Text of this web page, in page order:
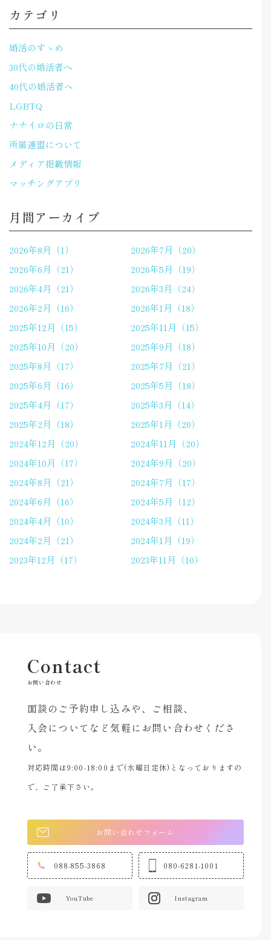
カテゴリ
婚活のすゝめ
30代の婚活者へ
40代の婚活者へ
LGBTQ
ナナイロの日常
所属連盟について
メディア掲載情報
マッチングアプリ
月間アーカイブ
2026年8月（1）
2026年7月（20）
2026年6月（21）
2026年5月（19）
2026年4月（21）
2026年3月（24）
2026年2月（16）
2026年1月（18）
2025年12月（15）
2025年11月（15）
2025年10月（20）
2025年9月（18）
2025年8月（17）
2025年7月（21）
2025年6月（16）
2025年5月（18）
2025年4月（17）
2025年3月（14）
2025年2月（18）
2025年1月（20）
2024年12月（20）
2024年11月（20）
2024年10月（17）
2024年9月（20）
2024年8月（21）
2024年7月（17）
2024年6月（16）
2024年5月（12）
2024年4月（10）
2024年3月（11）
2024年2月（21）
2024年1月（19）
2023年12月（17）
2023年11月（10）
Contact
お問い合わせ
面談のご予約申し込みや、ご相談、
入会についてなど気軽にお問い合わせくださ
い。
対応時間は9:00-18:00まで(水曜日定休)となっておりますの
で、ご了承下さい。
お問い合わせフォーム
088-855-3868 080-6281-1001
YouTube Instagram